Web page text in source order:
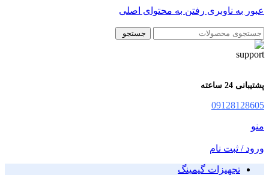
عبور به ناوبری رفتن به محتوای اصلی
جستجو
پشتیبانی 24 ساعته
09128128605
منو
ورود / ثبت نام
تجهیزات گیمینگ